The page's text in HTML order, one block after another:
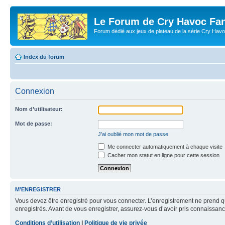
Le Forum de Cry Havoc
Forum dédié aux jeux de plateau de la série Cry
Index du forum
Connexion
Nom d’utilisateur:
Mot de passe:
J’ai oublié mon mot de passe
Me connecter automatiquement à chaque visite
Cacher mon statut en ligne pour cette session
M’ENREGISTRER
Vous devez être enregistré pour vous connecter. L’enregistrement ne
enregistrés. Avant de vous enregistrer, assurez-vous d’avoir pris
Conditions d’utilisation
Politique de vie privée